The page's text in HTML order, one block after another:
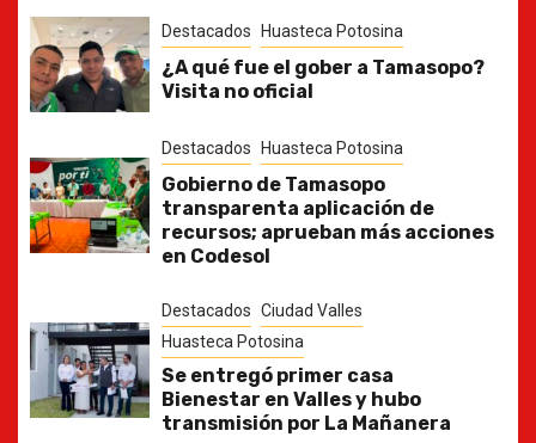
Destacados Huasteca Potosina
¿A qué fue el gober a Tamasopo?
Visita no oficial
Destacados Huasteca Potosina
Gobierno de Tamasopo
transparenta aplicación de
recursos; aprueban más acciones
en Codesol
Destacados Ciudad Valles
Huasteca Potosina
Se entregó primer casa
Bienestar en Valles y hubo
transmisión por La Mañanera